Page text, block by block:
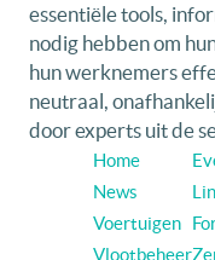
essentiële tools,
nodig hebben om
hun werknemers
neutraal,
door experts uit de
Home
News
Voertuigen
Vlootbeheer